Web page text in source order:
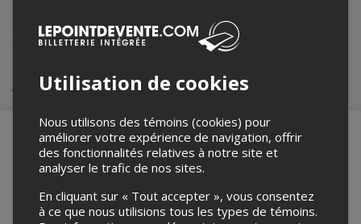
contacter l’organisateur de l’événement,Coup de coeur
francophone, àcoupdecoeur@coupdecoeur.ca
Achat de billets
Merci de confirmer que vous n'êtes pas un
robot ci-bas.
Utilisation de cookies
Nous utilisons des témoins (cookies) pour
améliorer votre expérience de navigation, offrir
des fonctionnalités relatives à notre site et
analyser le trafic de nos sites.
En cliquant sur « Tout accepter », vous consentez
à ce que nous utilisions tous les types de témoins.